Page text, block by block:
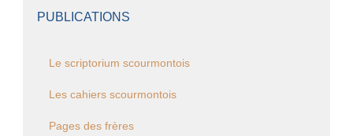
PUBLICATIONS
Le scriptorium scourmontois
Les cahiers scourmontois
Pages des frères